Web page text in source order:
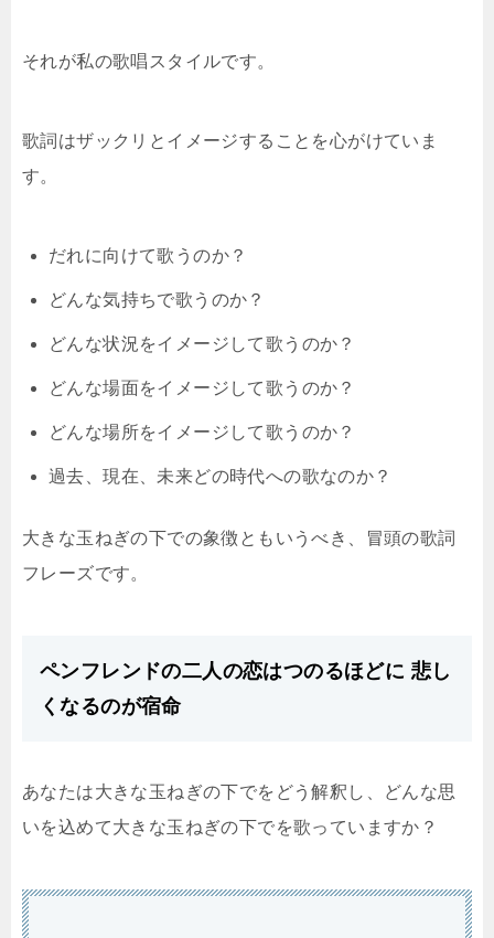
それが私の歌唱スタイルです。
歌詞はザックリとイメージすることを心がけていま
す。
だれに向けて歌うのか？
どんな気持ちで歌うのか？
どんな状況をイメージして歌うのか？
どんな場面をイメージして歌うのか？
どんな場所をイメージして歌うのか？
過去、現在、未来どの時代への歌なのか？
大きな玉ねぎの下での象徴ともいうべき、冒頭の歌詞
フレーズです。
ペンフレンドの二人の恋はつのるほどに 悲し
くなるのが宿命
あなたは大きな玉ねぎの下でをどう解釈し、どんな思
いを込めて大きな玉ねぎの下でを歌っていますか？